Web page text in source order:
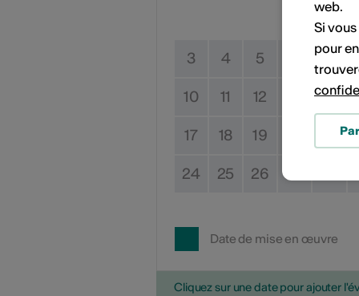
3 4 5 7
10 11 12 14
17 18 19
24 25 26
Date de mise en œuvre
Cliquez sur une date pour ajouter
web.
Si
pour